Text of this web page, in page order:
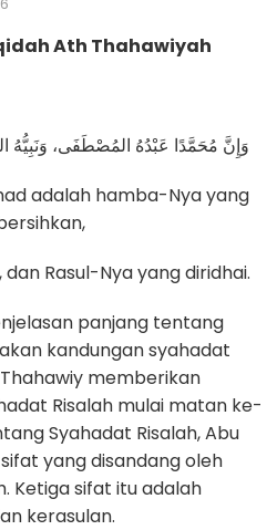
Ath Thahawiyah
وَإِنَّ مُحَمَّدًا عَبْدُهُ المُصْطَفَى، وَنَبِيُّهُ
adalah hamba-Nya yang
Rasul-Nya yang diridhai.
panjang tentang
kandungan syahadat
memberikan
Risalah mulai matan ke-
Syahadat Risalah, Abu
yang disandang oleh
Ketiga sifat itu adalah
kerasulan.